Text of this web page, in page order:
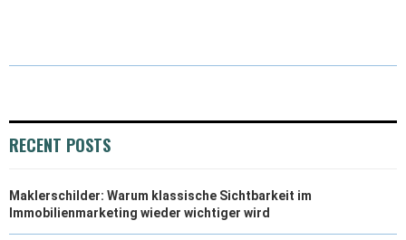
T
)
O R D
RECENT POSTS
Maklerschilder: Warum klassische Sichtbarkeit im
Immobilienmarketing wieder wichtiger wird